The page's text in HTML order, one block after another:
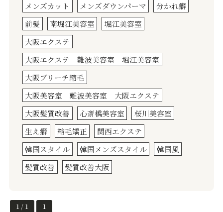
メンズカット
メンズダウンパーマ
分かれ癖
前髪
南堀江美容室
堀江美容室
大阪エクステ
大阪エクステ 難波美容室 堀江美容室
大阪ブリーチ縮毛
大阪美容室 難波美容室 大阪エクステ
大阪髪質改善
心斎橋美容室
桜川美容室
生え癖
縮毛矯正
関西エクステ
韓国スタイル
韓国メンズスタイル
韓国風
髪質改善
髪質改善大阪
1 / 1 1